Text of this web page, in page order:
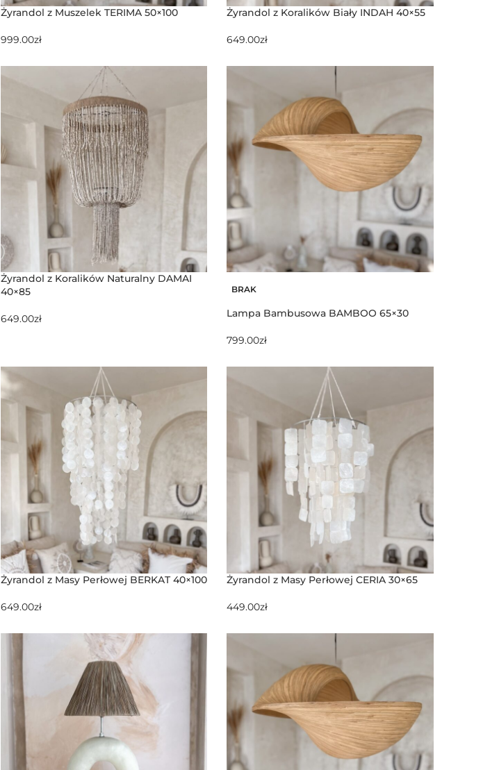
Żyrandol z Muszelek TERIMA 50×100
999.00zł
Żyrandol z Koralików Biały INDAH 40×55
649.00zł
Żyrandol z Koralików Naturalny DAMAI
40×85
649.00zł
BRAK
Lampa Bambusowa BAMBOO 65×30
799.00zł
Żyrandol z Masy Perłowej BERKAT 40×100
649.00zł
Żyrandol z Masy Perłowej CERIA 30×65
449.00zł